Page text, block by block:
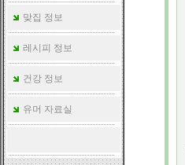
맞집 정보
레시피 정보
건강 정보
유머 자료실